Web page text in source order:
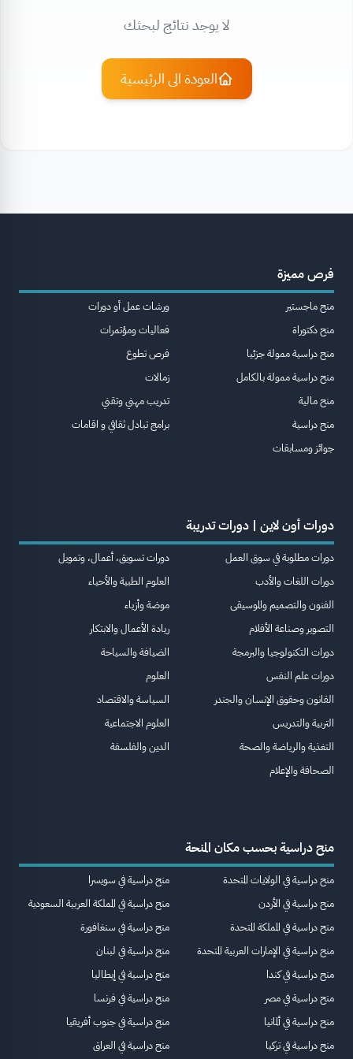
لا يوجد نتائج لبحثك
العودة الى الرئيسية
فرص مميزة
منح ماجستير
منح دكتوراة
منح دراسية ممولة جزئيا
منح دراسية ممولة بالكامل
منح مالية
منح دراسية
جوائز ومسابقات
ورشات عمل أو دورات
فعاليات ومؤتمرات
فرص تطوع
زمالات
تدريب مهني وتقني
برامج تبادل ثقافي و اقامات
دورات أون لاين | دورات تدريبة
دورات مطلوبة في سوق العمل
دورات اللغات والأدب
الفنون والتصميم والموسيقى
التصوير وصناعة الأفلام
دورات التكنولوجيا والبرمجة
دورات علم النفس
القانون وحقوق الإنسان والجندر
التربية والتدريس
التغذية والرياضة والصحة
الصحافة والإعلام
دورات تسويق، أعمال، وتمويل
العلوم الطبية والأحياء
موضة وأزياء
ريادة الأعمال والابتكار
الضيافة والسياحة
العلوم
السياسة والاقتصاد
العلوم الاجتماعية
الدين والفلسفة
منح دراسية بحسب مكان المنحة
منح دراسية في الولايات المتحدة
منح دراسية في الأردن
منح دراسية في المملكة المتحدة
منح دراسية في الإمارات العربية المتحدة
منح دراسية في كندا
منح دراسية في مصر
منح دراسية في ألمانيا
منح دراسية في تركيا
منح دراسية في سويسرا
منح دراسية في المملكة العربية السعودية
منح دراسية في سنغافورة
منح دراسية في لبنان
منح دراسية في إيطاليا
منح دراسية في فرنسا
منح دراسية في جنوب أفريقيا
منح دراسية في العراق